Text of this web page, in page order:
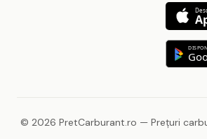
© 2026 PretCarburant.ro — Prețuri